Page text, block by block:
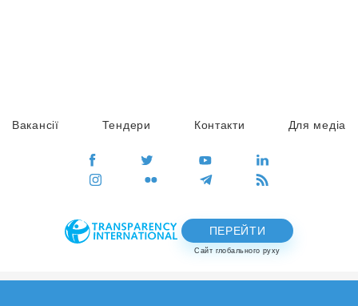
Вакансії Тендери Контакти Для медіа
ПЕРЕЙТИ
Сайт глобального руху